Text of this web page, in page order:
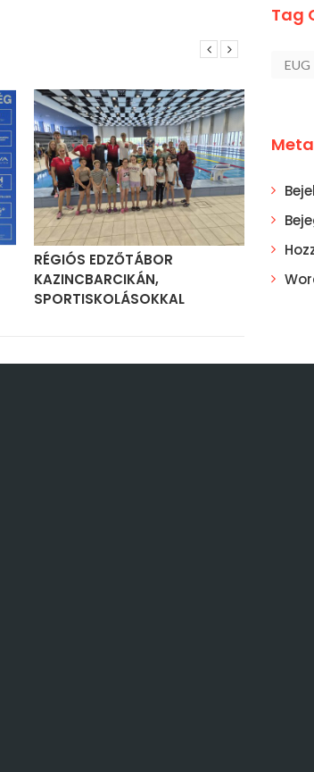
RÉGIÓS EDZŐTÁBOR
KAZINCBARCIKÁN,
SPORTISKOLÁSOKKAL
Tag
EUG
Meta